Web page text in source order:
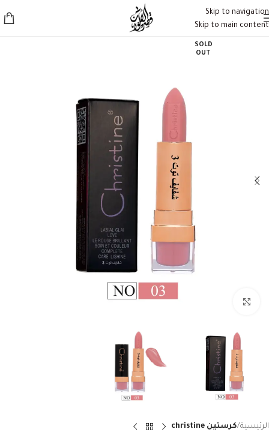
Skip to navigation
Skip to main content
SOLD
OUT
الرئيسية كرستين christine